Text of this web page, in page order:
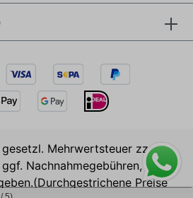
Mehrwertsteuer zzgl.
Nachnahmegebühren, wenn
Preise